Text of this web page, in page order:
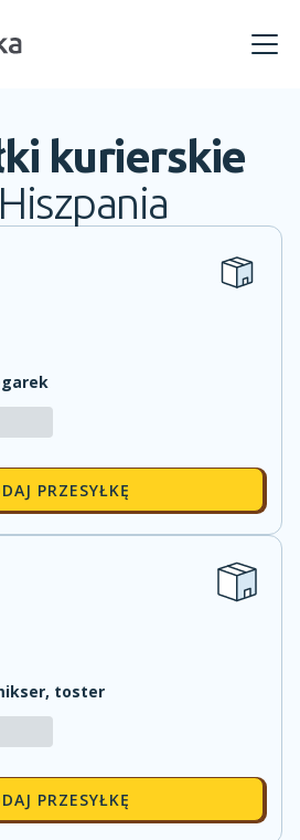
kurierskie
Hiszpania
PRZESYŁKĘ
toster
PRZESYŁKĘ